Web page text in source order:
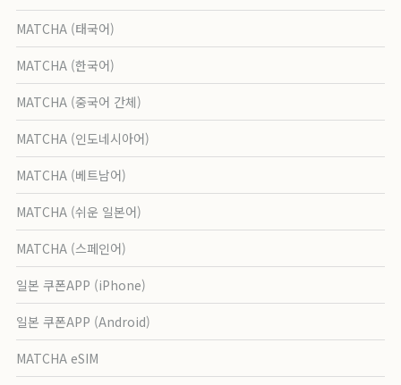
MATCHA (태국어)
MATCHA (한국어)
MATCHA (중국어 간체)
MATCHA (인도네시아어)
MATCHA (베트남어)
MATCHA (쉬운 일본어)
MATCHA (스페인어)
일본 쿠폰APP (iPhone)
일본 쿠폰APP (Android)
MATCHA eSIM